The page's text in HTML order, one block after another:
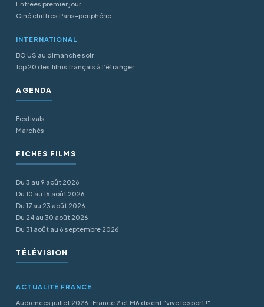
Entrées premier jour
Ciné chiffres Paris-periphérie
INTERNATIONAL
BO US au dimanche soir
Top 20 des films français à l’étranger
AGENDA
Festivals
Marchés
FICHES FILMS
Du 3 au 9 août 2026
Du 10 au 16 août 2026
Du 17 au 23 août 2026
Du 24 au 30 août 2026
Du 31 août au 6 septembre 2026
TÉLÉVISION
ACTUALITÉ FRANCE
Audiences juillet 2026 : France 2 et M6 disent "vive le sport !"